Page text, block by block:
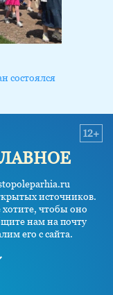
состоялся
источников.
чтобы оно
нам на почту
его с сайта.
12+